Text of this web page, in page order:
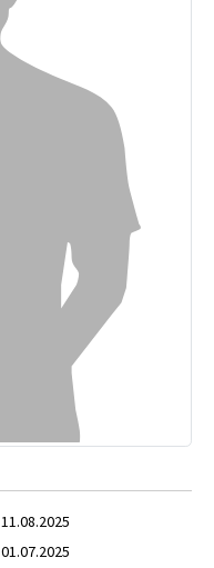
11.08.2025
01.07.2025